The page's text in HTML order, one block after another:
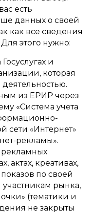
есть
данных о своей
как все сведения
этого нужно:
и
которая
из ЕРИР через
«Система учета
сети «Интернет»
рекламы».
актах, креативах,
по своей
рынка,
(тематики и
не закрыты